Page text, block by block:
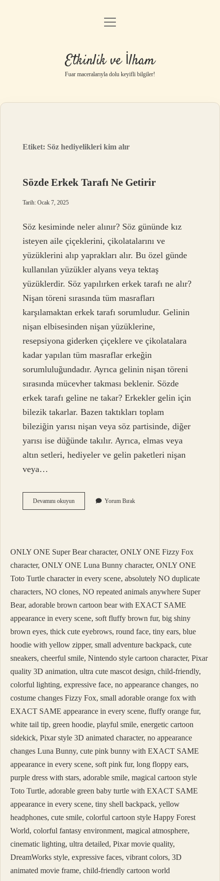
Anasayfa
Gizlilik Politikası
Yasal Uyarı
menüyü
Etkinlik ve İlham
Fuar maceralarıyla dolu keyifli bilgiler!
Etiket: Söz hediyelikleri kim alır
Sözde Erkek Tarafı Ne Getirir
Tarih: Ocak 7, 2025
Söz kesiminde neler alınır? Söz gününde kız
isteyen aile çiçeklerini, çikolatalarını ve
yüzüklerini alıp yaprakları alır. Bu özel günde
kullanılan yüzükler alyans veya tektaş
yüzüklerdir. Söz yapılırken erkek tarafı ne alır?
Nişan töreni sırasında tüm masrafları
karşılamaktan erkek tarafı sorumludur. Gelinin
nişan elbisesinden nişan yüzüklerine,
resepsiyona giderken çiçeklere ve çikolatalara
kadar yapılan tüm masraflar erkeğin
sorumluluğundadır. Ayrıca gelinin nişan töreni
sırasında mücevher takması beklenir. Sözde
erkek tarafı geline ne takar? Erkekler gelin için
bilezik takarlar. Bazen taktıkları toplam
bileziğin yarısı nişan veya söz partisinde, diğer
yarısı ise düğünde takılır. Ayrıca, elmas veya
altın setleri, hediyeler ve gelin paketleri nişan
veya…
Devamını okuyunSözde
Erkek
Yorum Bırak
ONLY ONE Super Bear character, ONLY ONE Fizzy Fox
character, ONLY ONE Luna Bunny character, ONLY ONE
Toto Turtle character in every scene, absolutely NO duplicate
characters, NO clones, NO repeated animals anywhere Super
Bear, adorable brown cartoon bear with EXACT SAME
appearance in every scene, soft fluffy brown fur, big shiny
brown eyes, thick cute eyebrows, round face, tiny ears, blue
hoodie with yellow zipper, small adventure backpack, cute
sneakers, cheerful smile, Nintendo style cartoon character, Pixar
quality 3D animation, ultra cute mascot design, child-friendly,
colorful lighting, expressive face, no appearance changes, no
costume changes Fizzy Fox, small adorable orange fox with
EXACT SAME appearance in every scene, fluffy orange fur,
white tail tip, green hoodie, playful smile, energetic cartoon
sidekick, Pixar style 3D animated character, no appearance
changes Luna Bunny, cute pink bunny with EXACT SAME
appearance in every scene, soft pink fur, long floppy ears,
purple dress with stars, adorable smile, magical cartoon style
Toto Turtle, adorable green baby turtle with EXACT SAME
appearance in every scene, tiny shell backpack, yellow
headphones, cute smile, colorful cartoon style Happy Forest
World, colorful fantasy environment, magical atmosphere,
cinematic lighting, ultra detailed, Pixar movie quality,
DreamWorks style, expressive faces, vibrant colors, 3D
animated movie frame, child-friendly cartoon world